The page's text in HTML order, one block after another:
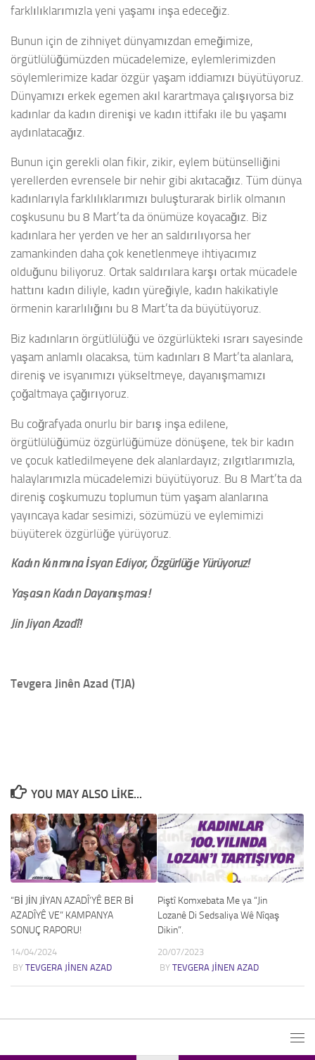
farklılıklarımızla yeni yaşamı inşa edeceğiz.
Bunun için de zihniyet dünyamızdan emeğimize,
örgütlülüğümüzden mücadelemize, eylemlerimizden
söylemlerimize kadar özgür yaşam iddiamızı büyütüyoruz.
Dünyamızı erkek egemen akıl karartmaya çalışıyorsa biz
kadınlar da kadın direnişi ve kadın ittifakı ile bu yaşamı
aydınlatacağız.
Bunun için gerekli olan fikir, zikir, eylem bütünselliğini
yerellerden evrensele bir nehir gibi akıtacağız. Tüm dünya
kadınlarıyla farklılıklarımızı buluşturarak birlik olmanın
coşkusunu bu 8 Mart’ta da önümüze koyacağız. Biz
kadınlara her yerden ve her an saldırılıyorsa her
zamankinden daha çok kenetlenmeye ihtiyacımız
olduğunu biliyoruz. Ortak saldırılara karşı ortak mücadele
hattını kadın diliyle, kadın yüreğiyle, kadın hakikatiyle
örmenin kararlılığını bu 8 Mart’ta da büyütüyoruz.
Biz kadınların örgütlülüğü ve özgürlükteki ısrarı sayesinde
yaşam anlamlı olacaksa, tüm kadınları 8 Mart’ta alanlara,
direniş ve isyanımızı yükseltmeye, dayanışmamızı
çoğaltmaya çağırıyoruz.
Bu coğrafyada onurlu bir barış inşa edilene,
örgütlülüğümüz özgürlüğümüze dönüşene, tek bir kadın
ve çocuk katledilmeyene dek alanlardayız; zılgıtlarımızla,
halaylarımızla mücadelemizi büyütüyoruz. Bu 8 Mart’ta da
direniş coşkumuzu toplumun tüm yaşam alanlarına
yayıncaya kadar sesimizi, sözümüzü ve eylemimizi
büyüterek özgürlüğe yürüyoruz.
Kadın Kırımına İsyan Ediyor, Özgürlüğe Yürüyoruz!
Yaşasın Kadın Dayanışması!
Jin Jiyan Azadî!
Tevgera Jinên Azad (TJA)
YOU MAY ALSO LIKE...
“Bİ JİN JİYAN AZADÎ’YÊ BER Bİ
AZADÎYÊ VE” KAMPANYA
SONUÇ RAPORU!
14/04/2024
BY TEVGERA JINEN AZAD
Piştî Komxebata Me ya “Jin
Lozanê Di Sedsaliya Wê Nîqaş
Dikin”.
20/07/2023
BY TEVGERA JINEN AZAD